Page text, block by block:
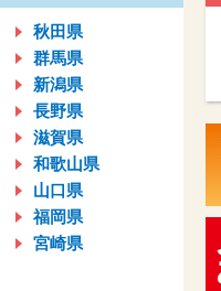
秋田県
群馬県
新潟県
長野県
滋賀県
和歌山県
山口県
福岡県
宮崎県